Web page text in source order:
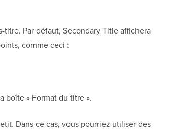
Par défaut, Secondary Title affichera
comme ceci :
boîte « Format du titre ».
Dans ce cas, vous pourriez utiliser des